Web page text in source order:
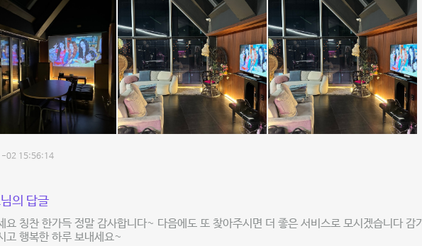
02 15:56:14
의 답글
요 칭찬 한가득 정말 감사합니다~ 다음에도 또 찾아주시면 더 좋은 서비스로 모시겠습니다 감기
고 행복한 하루 보내세요~